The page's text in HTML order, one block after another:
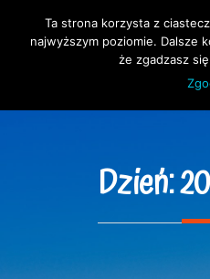
content
Dzień:
Ta strona korzysta z
najwyższym poziomie. Dalsze
że zgadzasz